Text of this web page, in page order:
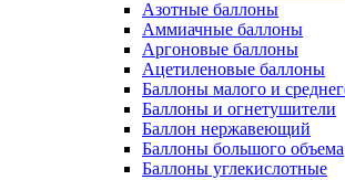
Азотные баллоны
Аммиачные баллоны
Аргоновые баллоны
Ацетиленовые баллоны
Баллоны малого и
Баллоны и огнетушители
Баллон нержавеющий
Баллоны большого объема
Баллоны углекислотные